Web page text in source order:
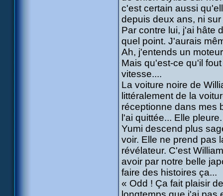
c'est certain aussi
depuis deux ans, ni
Par contre lui, j'ai hâte
quel point. J'aurais
Ah, j'entends un
Mais qu'est-ce qu'il
vitesse....
La voiture noire de
littéralement de la
réceptionne dans mes
l'ai quittée... Elle
Yumi descend plus
voir. Elle ne prend pas
révélateur. C'est
avoir par notre belle
faire des histoires ça...
« Odd ! Ça fait plaisir